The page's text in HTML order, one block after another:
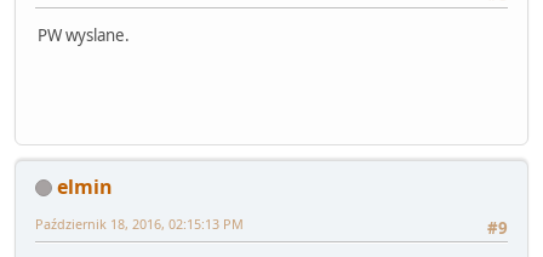
PW wyslane.
elmin
#9
Październik 18, 2016, 02:15:13 PM